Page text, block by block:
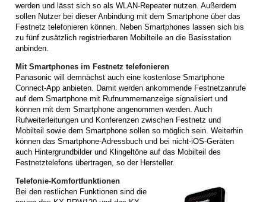
werden und lässt sich so als WLAN-Repeater nutzen. Außerdem
sollen Nutzer bei dieser Anbindung mit dem Smartphone über das
Festnetz telefonieren können. Neben Smartphones lassen sich bis
zu fünf zusätzlich registrierbaren Mobilteile an die Basisstation
anbinden.
Mit Smartphones im Festnetz telefonieren
Panasonic will demnächst auch eine kostenlose Smartphone
Connect-App anbieten. Damit werden ankommende Festnetzanrufe
auf dem Smartphone mit Rufnummernanzeige signalisiert und
können mit dem Smartphone angenommen werden. Auch
Rufweiterleitungen und Konferenzen zwischen Festnetz und
Mobilteil sowie dem Smartphone sollen so möglich sein. Weiterhin
können das Smartphone-Adressbuch und bei nicht-iOS-Geräten
auch Hintergrundbilder und Klingeltöne auf das Mobilteil des
Festnetztelefons übertragen, so der Hersteller.
Telefonie-Komfortfunktionen
Bei den restlichen Funktionen sind die